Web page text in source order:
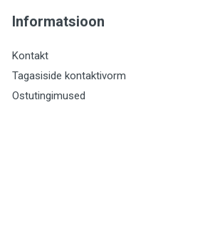
Informatsioon
Kontakt
Tagasiside kontaktivorm
Ostutingimused